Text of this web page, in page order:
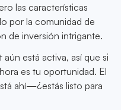
las características
por la comunidad de
de inversión intrigante.
está activa, así que si
es tu oportunidad. El
ahí—¿estás listo para